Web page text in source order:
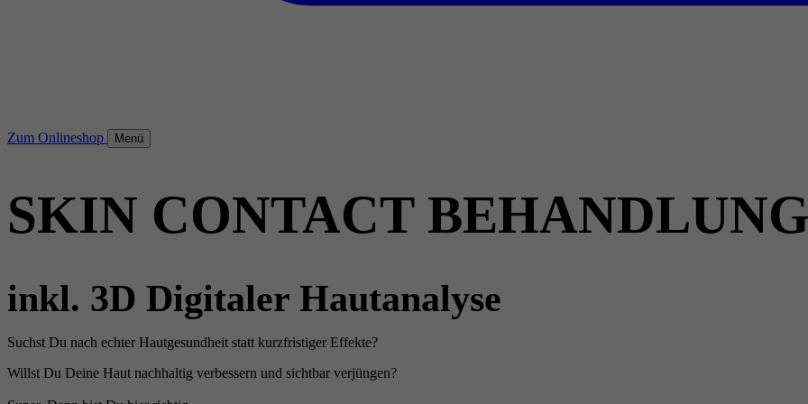
Zum Onlineshop Menü
SKIN CONTACT
inkl. 3D Digitaler Hautanalyse
Suchst Du nach echter Hautgesundheit statt kurzfristiger Effekte?
Willst Du Deine Haut nachhaltig verbessern und sichtbar verjüngen?